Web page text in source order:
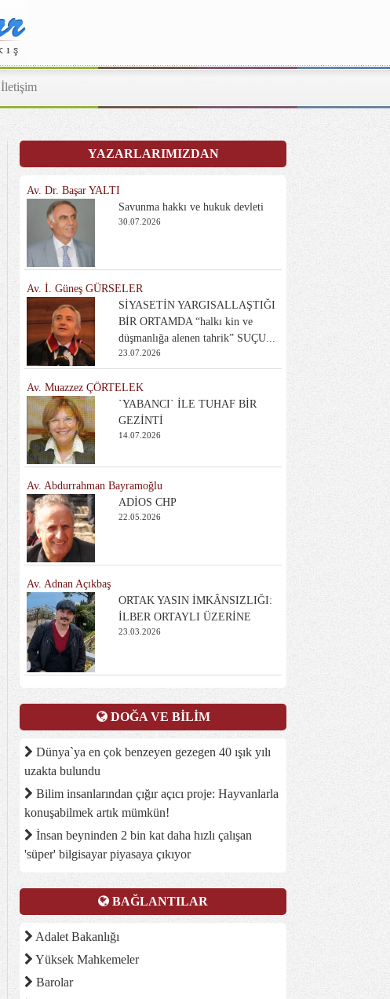
İletişim
YAZARLARIMIZDAN
Av. Dr. Başar YALTI
Savunma hakkı ve hukuk devleti
30.07.2026
Av. İ. Güneş GÜRSELER
SİYASETİN YARGISALLAŞTIĞI
BİR ORTAMDA “halkı kin ve
düşmanlığa alenen tahrik” SUÇU...
23.07.2026
Av. Muazzez ÇÖRTELEK
`YABANCI` İLE TUHAF BİR
GEZİNTİ
14.07.2026
Av. Abdurrahman Bayramoğlu
ADİOS CHP
22.05.2026
Av. Adnan Açıkbaş
ORTAK YASIN İMKÂNSIZLIĞI:
İLBER ORTAYLI ÜZERİNE
23.03.2026
DOĞA VE BİLİM
Dünya`ya en çok benzeyen gezegen 40 ışık yılı
uzakta bulundu
Bilim insanlarından çığır açıcı proje: Hayvanlarla
konuşabilmek artık mümkün!
İnsan beyninden 2 bin kat daha hızlı çalışan
'süper' bilgisayar piyasaya çıkıyor
BAĞLANTILAR
Adalet Bakanlığı
Yüksek Mahkemeler
Barolar